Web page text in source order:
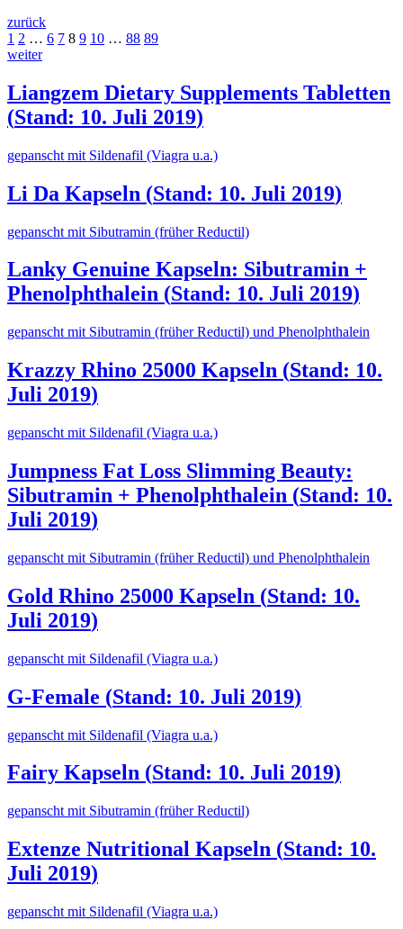
zurück
1 2 … 6 7 8 9 10 … 88 89
weiter
Liangzem Dietary Supplements Tabletten
(Stand: 10. Juli 2019)
gepanscht mit Sildenafil (Viagra u.a.)
Li Da Kapseln (Stand: 10. Juli 2019)
gepanscht mit Sibutramin (früher Reductil)
Lanky Genuine Kapseln: Sibutramin +
Phenolphthalein (Stand: 10. Juli 2019)
gepanscht mit Sibutramin (früher Reductil) und Phenolphthalein
Krazzy Rhino 25000 Kapseln (Stand: 10.
Juli 2019)
gepanscht mit Sildenafil (Viagra u.a.)
Jumpness Fat Loss Slimming Beauty:
Sibutramin + Phenolphthalein (Stand: 10.
Juli 2019)
gepanscht mit Sibutramin (früher Reductil) und Phenolphthalein
Gold Rhino 25000 Kapseln (Stand: 10.
Juli 2019)
gepanscht mit Sildenafil (Viagra u.a.)
G-Female (Stand: 10. Juli 2019)
gepanscht mit Sildenafil (Viagra u.a.)
Fairy Kapseln (Stand: 10. Juli 2019)
gepanscht mit Sibutramin (früher Reductil)
Extenze Nutritional Kapseln (Stand: 10.
Juli 2019)
gepanscht mit Sildenafil (Viagra u.a.)